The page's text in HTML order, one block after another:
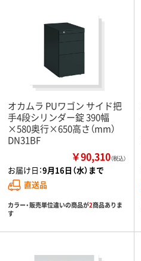
オカムラ PUワゴン サイド把
手4段シリンダー錠 390幅
×580奥行×650高さ（mm）
DN31BF
￥90,310（税込）
お届け日：9月16日（水）まで
直送品
カラー・販売単位違いの商品が2商品ありま
す